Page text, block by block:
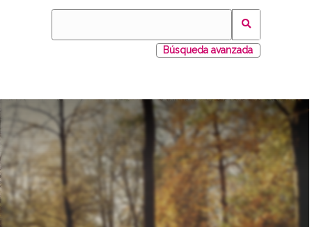
Búsqueda avanzada